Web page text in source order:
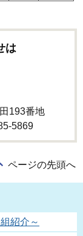
は
193番地
5869
ページの先頭へ
紹介～